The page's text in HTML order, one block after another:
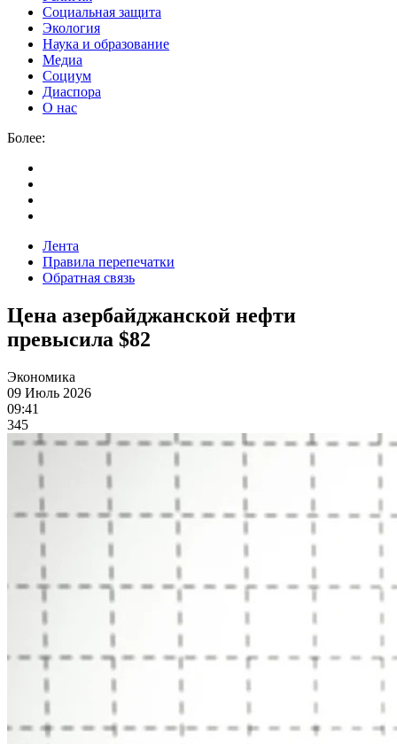
Социальная защита
Экология
Наука и образование
Медиа
Социум
Диаспора
О нас
Более:
Лента
Правила перепечатки
Обратная связь
Цена азербайджанской нефти
превысила $82
Экономика
09 Июль 2026
09:41
345